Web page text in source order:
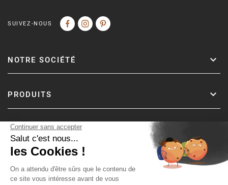
SUIVEZ-NOUS
NOTRE SOCIÉTÉ
PRODUITS
Copyright © Fer & Pierre avec coeur par wapiti